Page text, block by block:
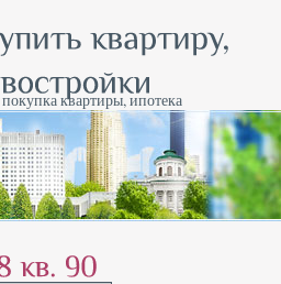
квартиры, ипотека